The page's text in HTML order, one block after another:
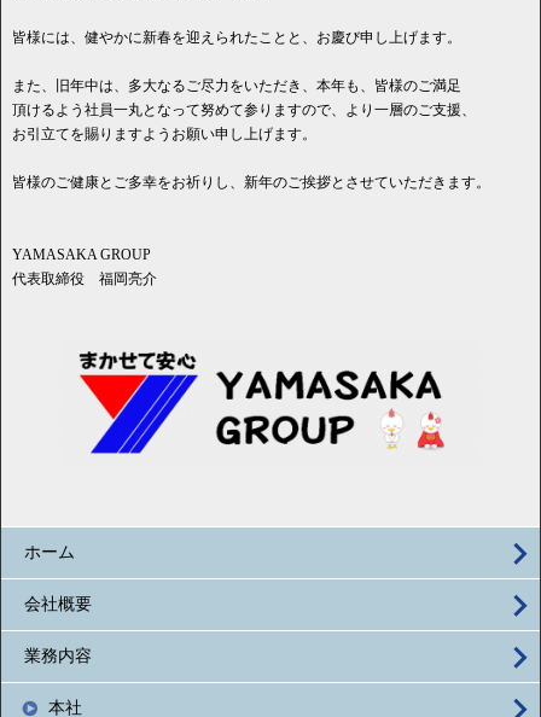
皆様には、健やかに新春を迎えられたことと、お慶び申し上げます。
また、旧年中は、多大なるご尽力をいただき、本年も、皆様のご満足
頂けるよう社員一丸となって努めて参りますので、より一層のご支援、
お引立てを賜りますようお願い申し上げます。
皆様のご健康とご多幸をお祈りし、新年のご挨拶とさせていただきます。
YAMASAKA GROUP
代表取締役 福岡亮介
ホーム
会社概要
業務内容
本社